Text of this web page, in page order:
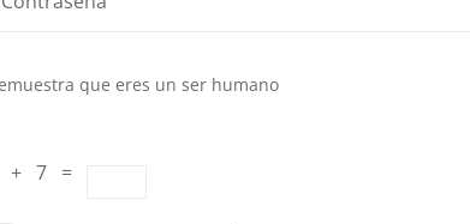
que eres un ser humano
+ 7 =